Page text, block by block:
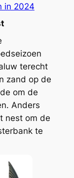
in 2024
terecht
zand op de
om de
Anders
nest om de
te